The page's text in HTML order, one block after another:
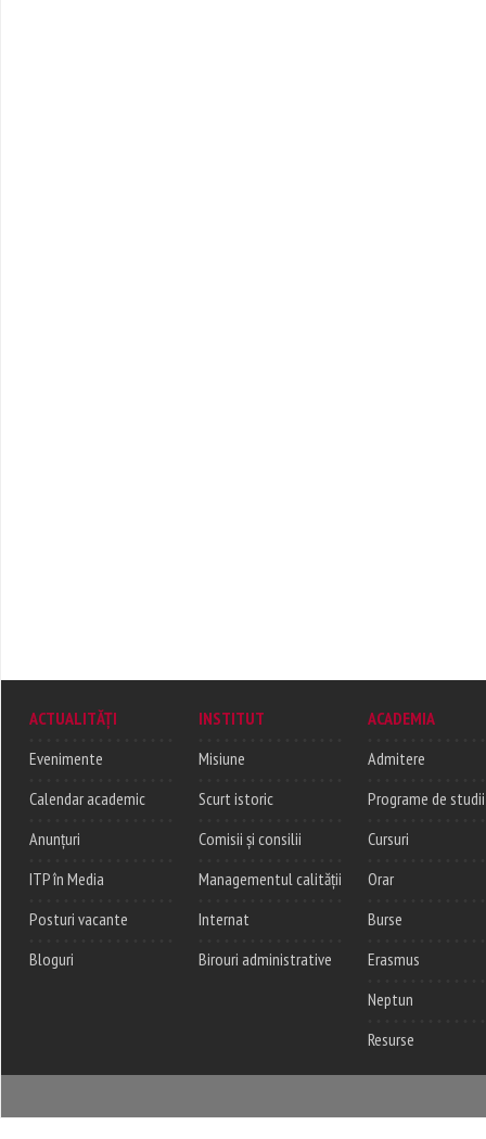
ACTUALITĂȚI
Evenimente
Calendar academic
Anunțuri
ITP în Media
Posturi vacante
Bloguri
INSTITUT
Misiune
Scurt istoric
Comisii și consilii
Managementul calității
Internat
Birouri administrative
ACADEMIA
Admitere
Programe de studii
Cursuri
Orar
Burse
Erasmus
Neptun
Resurse